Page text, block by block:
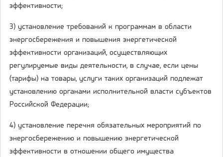
эффективности;
3) установление требований к программам в области
энергосбережения и повышения энергетической
эффективности организаций, осуществляющих
регулируемые виды деятельности, в случае, если цены
(тарифы) на товары, услуги таких организаций подлежат
установлению органами исполнительной власти субъектов
Российской Федерации;
4) установление перечня обязательных мероприятий по
энергосбережению и повышению энергетической
эффективности в отношении общего имущества